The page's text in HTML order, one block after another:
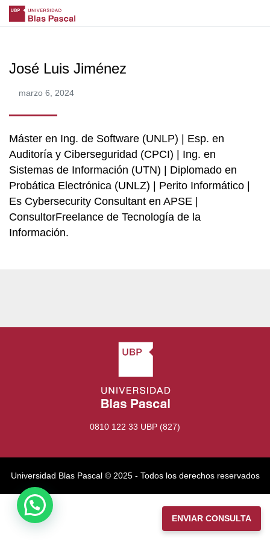
José Luis Jiménez
marzo 6, 2024
Máster en Ing. de Software (UNLP) | Esp. en
Auditoría y Ciberseguridad (CPCI) | Ing. en
Sistemas de Información (UTN) | Diplomado en
Probática Electrónica (UNLZ) | Perito Informático |
Es Cybersecurity Consultant en APSE |
ConsultorFreelance de Tecnología de la
Información.
0810 122 33 UBP (827)
Universidad Blas Pascal ©️ 2025 - Todos los derechos reservados
ENVIAR CONSULTA